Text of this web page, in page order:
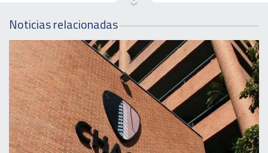
Noticias relacionadas